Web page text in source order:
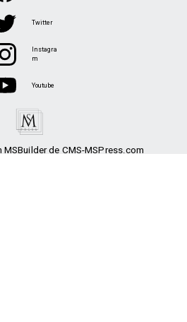
de CMS-MSPress.com
Twitter
Instagra
m
Youtube